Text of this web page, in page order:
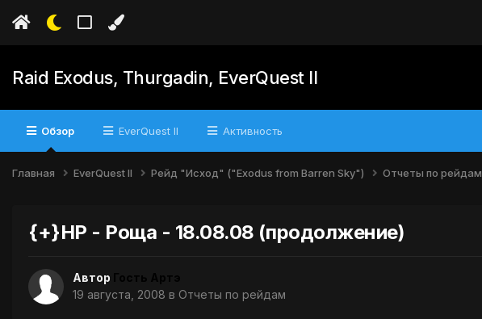
Raid Exodus, Thurgadin, EverQuest II
Обзор EverQuest II Активность
Главная EverQuest II Рейд "Исход" ("Exodus from Barren Sky") Отчеты по рейдам
{+}НР - Роща - 18.08.08 (продолжение)
Автор
19 августа, 2008 в Отчеты по рейдам